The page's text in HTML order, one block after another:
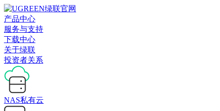
产品中心
服务与支持
下载中心
关于绿联
投资者关系
NAS私有云